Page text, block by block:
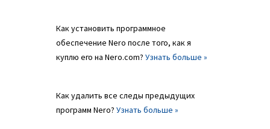
Как установить программное
обеспечение Nero после того, как я
куплю его на Nero.com? Узнать больше »
Как удалить все следы предыдущих
программ Nero? Узнать больше »